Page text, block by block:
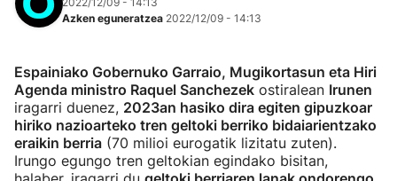
Azken eguneratzea 2022/12/09 - 14:13
Espainiako Gobernuko Garraio, Mugikortasun eta Hiri
Agenda ministro Raquel Sanchezek ostiralean Irunen
iragarri duenez, 2023an hasiko dira egiten gipuzkoar
hiriko nazioarteko tren geltoki berriko bidaiarientzako
eraikin berria (70 milioi eurogatik lizitatu zuten).
Irungo egungo tren geltokian egindako bisitan,